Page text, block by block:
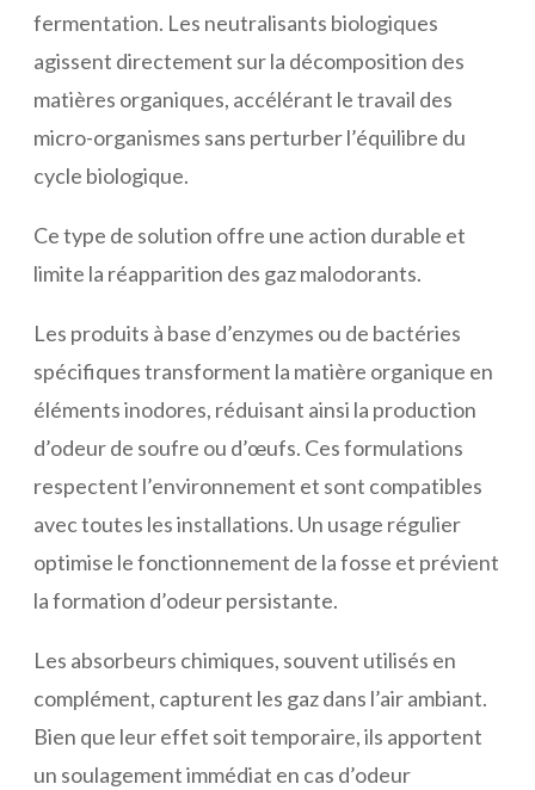
fermentation. Les neutralisants biologiques
agissent directement sur la décomposition des
matières organiques, accélérant le travail des
micro-organismes sans perturber l’équilibre du
cycle biologique.
Ce type de solution offre une action durable et
limite la réapparition des gaz malodorants.
Les produits à base d’enzymes ou de bactéries
spécifiques transforment la matière organique en
éléments inodores, réduisant ainsi la production
d’odeur de soufre ou d’œufs. Ces formulations
respectent l’environnement et sont compatibles
avec toutes les installations. Un usage régulier
optimise le fonctionnement de la fosse et prévient
la formation d’odeur persistante.
Les absorbeurs chimiques, souvent utilisés en
complément, capturent les gaz dans l’air ambiant.
Bien que leur effet soit temporaire, ils apportent
un soulagement immédiat en cas d’odeur